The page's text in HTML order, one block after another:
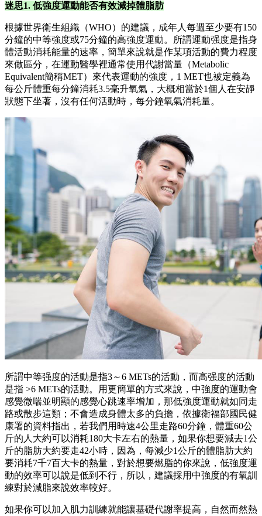
迷思1. 低強度運動能否有效減掉體脂肪
根據世界衛生組織（WHO）的建議，成年人每週至少要有150
分鐘的中等強度或75分鐘的高強度運動。所謂運動强度是指身
體活動消耗能量的速率，簡單來說就是作某項活動的費力程度
來做區分，在運動醫學裡通常使用代謝當量（Metabolic
Equivalent簡稱MET）來代表運動的強度，1 MET也被定義為
每公斤體重每分鐘消耗3.5毫升氧氣，大概相當於1個人在安靜
狀態下坐著，沒有任何活動時，每分鐘氧氣消耗量。
所謂中等强度的活動是指3～6 METs的活動，而高强度的活動
是指 >6 METs的活動。用更簡單的方式來說，中強度的運動會
感覺微喘並明顯的感覺心跳速率增加，那低強度運動就如同走
路或散步這類；不會造成身體太多的負擔，依據衛福部國民健
康署的資料指出，若我們用時速4公里走路60分鐘，體重60公
斤的人大約可以消耗180大卡左右的熱量，如果你想要減去1公
斤的脂肪大約要走42小時，因為，每減少1公斤的體脂肪大約
要消耗7千7百大卡的熱量，對於想要燃脂的你來說，低強度運
動的效率可以說是低到不行，所以，建議採用中強度的有氧訓
練對於減脂來說效率較好。
如果你可以加入肌力訓練就能讓基礎代謝率提高，自然而然熱